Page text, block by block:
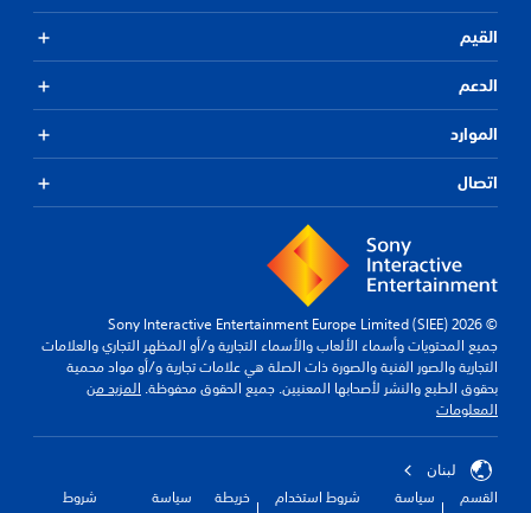
القيم
الدعم
الموارد
اتصال
© 2026 Sony Interactive Entertainment Europe Limited (SIEE)
جميع المحتويات وأسماء الألعاب والأسماء التجارية و/أو المظهر التجاري والعلامات
التجارية والصور الفنية والصورة ذات الصلة هي علامات تجارية و/أو مواد محمية
بحقوق الطبع والنشر لأصحابها المعنيين. جميع الحقوق محفوظة. المزيد من
المعلومات
لبنان
القسم
سياسة
شروط استخدام
خريطة
سياسة
شروط